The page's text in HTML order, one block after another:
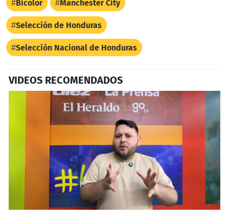
Bicolor Manchester City
Selección de Honduras
Selección Nacional de Honduras
VIDEOS RECOMENDADOS